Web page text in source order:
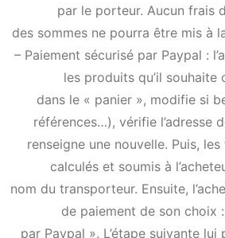
par le porteur. Aucun frais
des sommes ne pourra être mis à
– Paiement sécurisé par Paypal :
les produits qu’il souhaite
dans le « panier », modifie si
références…), vérifie l’adresse
renseigne une nouvelle. Puis,
calculés et soumis à
nom du transporteur. Ensuite,
de paiement de son choix
par Paypal ». L’étape suivante